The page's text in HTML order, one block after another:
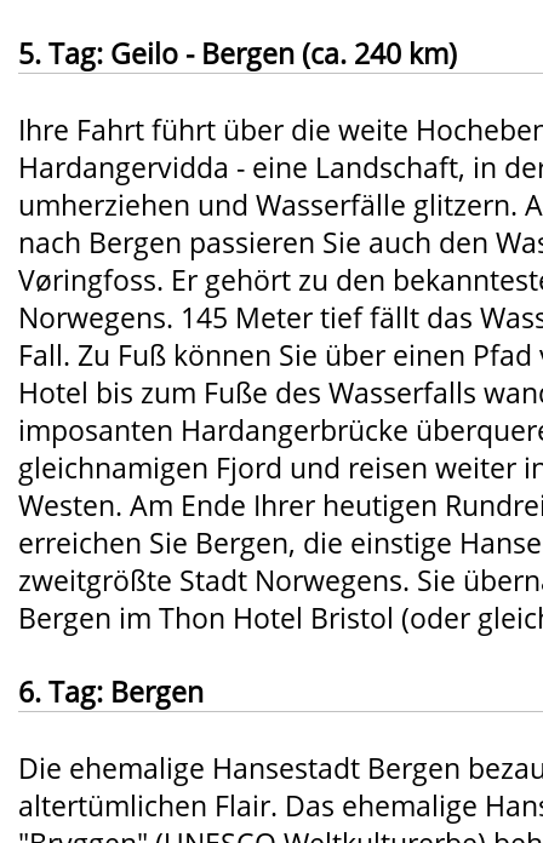
5. Tag: Geilo - Bergen (ca. 240 km)
Ihre Fahrt führt über die weite
Hardangervidda - eine Landschaft, in
umherziehen und Wasserfälle glitzern.
nach Bergen passieren Sie auch den
Vøringfoss. Er gehört zu den
Norwegens. 145 Meter tief fällt das
Fall. Zu Fuß können Sie über einen Pfad
Hotel bis zum Fuße des Wasserfalls
imposanten Hardangerbrücke
gleichnamigen Fjord und reisen weiter
Westen. Am Ende Ihrer heutigen
erreichen Sie Bergen, die einstige
zweitgrößte Stadt Norwegens. Sie
Bergen im Thon Hotel Bristol (oder
6. Tag: Bergen
Die ehemalige Hansestadt Bergen
altertümlichen Flair. Das ehemalige